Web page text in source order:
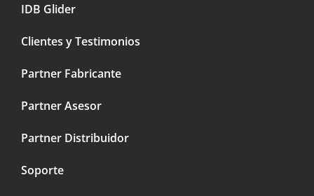
IDB Glider
Clientes y Testimonios
Partner Fabricante
Partner Asesor
Partner Distribuidor
Soporte